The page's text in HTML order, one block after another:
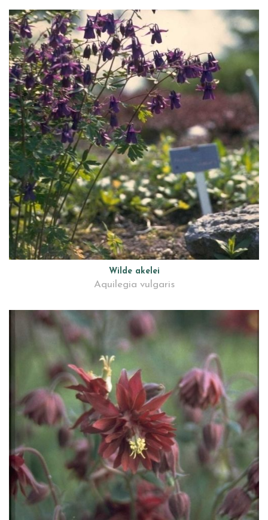
Wilde akelei
Aquilegia vulgaris